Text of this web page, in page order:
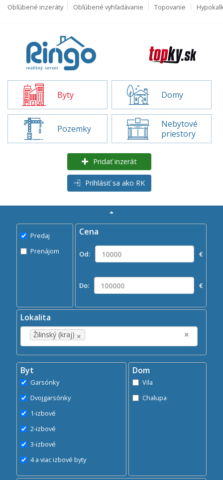
Obľúbené inzeráty Obľúbené vyhľadávanie Topovanie
Byty Domy
Pozemky
Nebytové
priestory
Pridať inzerát
Prihlásiť sa ako RK
×
Hľadaj
Predaj
Prenájom
Cena
Od: €
Do: €
Lokalita
×
×
Žilinský (kraj)
Byt
Garsónky
Dvojgarsónky
1-izbové
2-izbové
3-izbové
4 a viac izbové byty
Dom
Vila
Chalupa